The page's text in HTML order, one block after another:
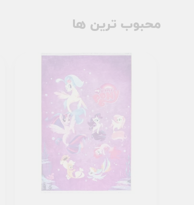
محبوب ترین ها